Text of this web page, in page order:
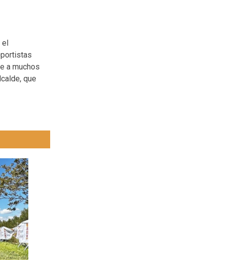
el
a muchos
que